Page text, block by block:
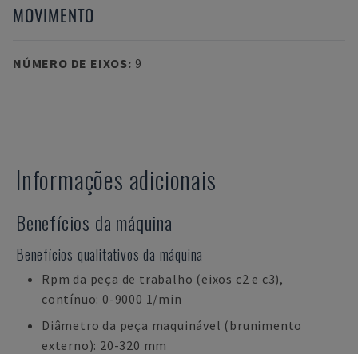
MOVIMENTO
NÚMERO DE EIXOS: 9
Informações adicionais
Benefícios da máquina
Benefícios qualitativos da máquina
Rpm da peça de trabalho (eixos c2 e c3),
contínuo: 0-9000 1/min
Diâmetro da peça maquinável (brunimento
externo): 20-320 mm